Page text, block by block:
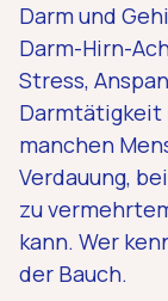
Darm und
Darm-Hirn-
Stress,
Darmtätigkeit
manchen
Verdauung,
zu
kann. Wer
der Bauch.